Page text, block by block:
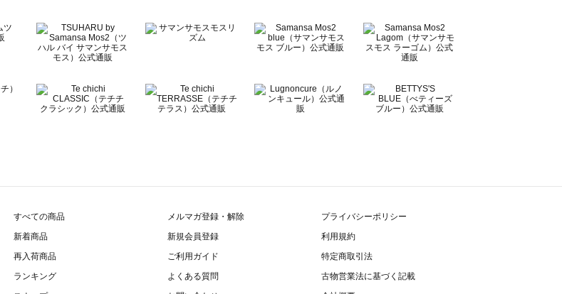
すべての商品
新着商品
再入荷商品
ランキング
メルマガ登録・解除
新規会員登録
ご利用ガイド
よくある質問
プライバシーポリシー
利用規約
特定商取引法
古物営業法に基づく記載